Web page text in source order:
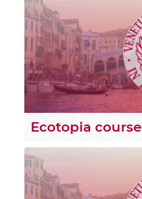
Ecotopia course